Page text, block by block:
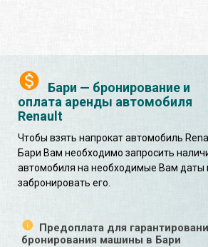
Бари — бронирование и
оплата аренды автомобиля
Renault
Чтобы взять напрокат автомобиль
Бари Вам необходимо запросить
автомобиля на необходимые Вам даты
забронировать его.
Предоплата для
бронирования машины в Бари